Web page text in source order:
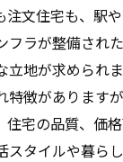
注文住宅も、駅
フラが整備され
立地が求められ
特徴があります
住宅の品質、価
スタイルや暮ら